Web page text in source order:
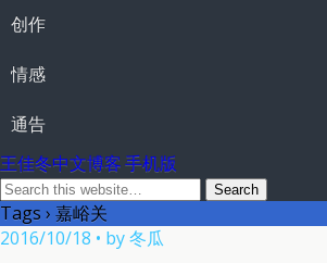
创作
情感
通告
王佳冬中文博客 手机版
Tags › 嘉峪关
2016/10/18 • by 冬瓜